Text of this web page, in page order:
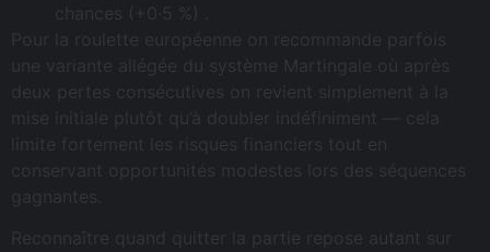
chances (+0·5 %) .
Pour la roulette européenne on recommande parfois
une variante allégée du système Martingale où après
deux pertes consécutives on revient simplement à la
mise initiale plutôt qu’à doubler indéfiniment — cela
limite fortement les risques financiers tout en
conservant opportunités modestes lors des séquences
gagnantes.
Reconnaître quand quitter la partie repose autant sur